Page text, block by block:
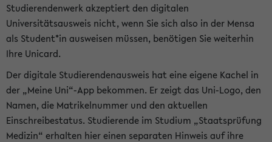
Studierendenwerk akzeptiert den digitalen
Universitätsausweis nicht, wenn Sie sich also in der Mensa
als Student*in ausweisen müssen, benötigen Sie weiterhin
Ihre Unicard.
Der digitale Studierendenausweis hat eine eigene Kachel in
der „Meine Uni“-App bekommen. Er zeigt das Uni-Logo, den
Namen, die Matrikelnummer und den aktuellen
Einschreibestatus. Studierende im Studium „Staatsprüfung
Medizin“ erhalten hier einen separaten Hinweis auf ihre